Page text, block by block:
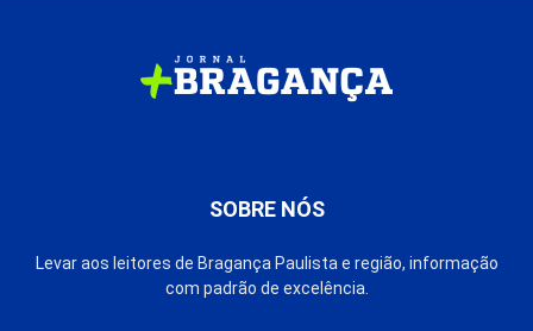
SOBRE NÓS
Levar aos leitores de Bragança Paulista e região, informação
com padrão de excelência.